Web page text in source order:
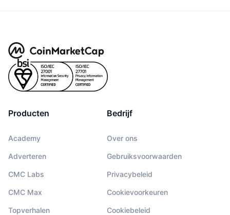
Producten
Academy
Adverteren
CMC Labs
CMC Max
Topverhalen
Bedrijf
Over ons
Gebruiksvoorwaarden
Privacybeleid
Cookievoorkeuren
Cookiebeleid